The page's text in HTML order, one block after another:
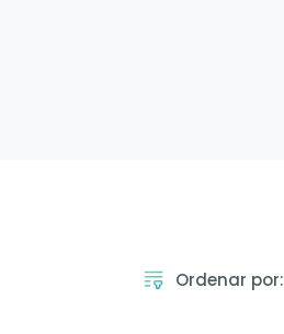
Ordenar por: